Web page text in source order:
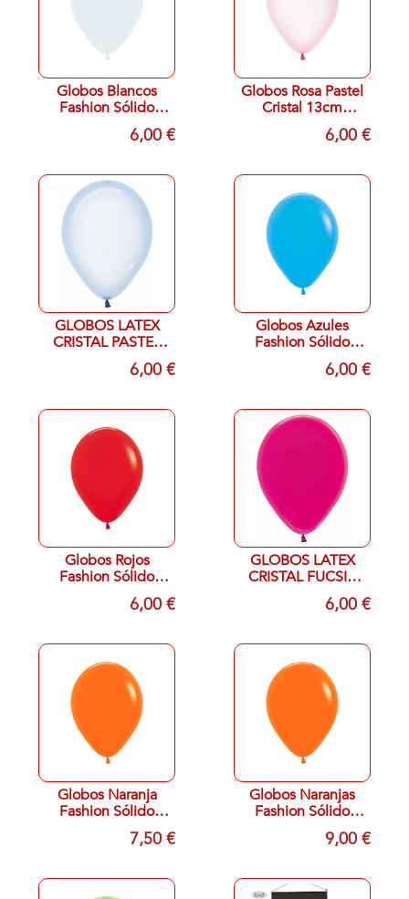
Globos Blancos
Fashion Sólido
13cm Sempertex
R5-005 (100)6,00 €
Globos Rosa Pastel
Cristal 13cm
Sempertex R5-309
6,00 €
GLOBOS LATEX
CRISTAL PASTEL
AZUL 12,5CTM 100
6,00 €
Globos Azules
Fashion Sólido
13cm Sempertex
R5-040 (100)6,00 €
Globos Rojos
Fashion Sólido
13cm Sempertex
R5-015 (100)6,00 €
GLOBOS LATEX
CRISTAL FUCSIA
UNIDADES6,00 €
Globos Naranja
Fashion Sólido
30cm Sempertex
R12-061 (50)7,50 €
Globos Naranjas
Fashion Sólido
45cm Sempertex
R18-061 (15)9,00 €